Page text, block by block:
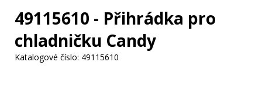
49115610 - Přihrádka pro
chladničku Candy
Katalogové číslo: 49115610